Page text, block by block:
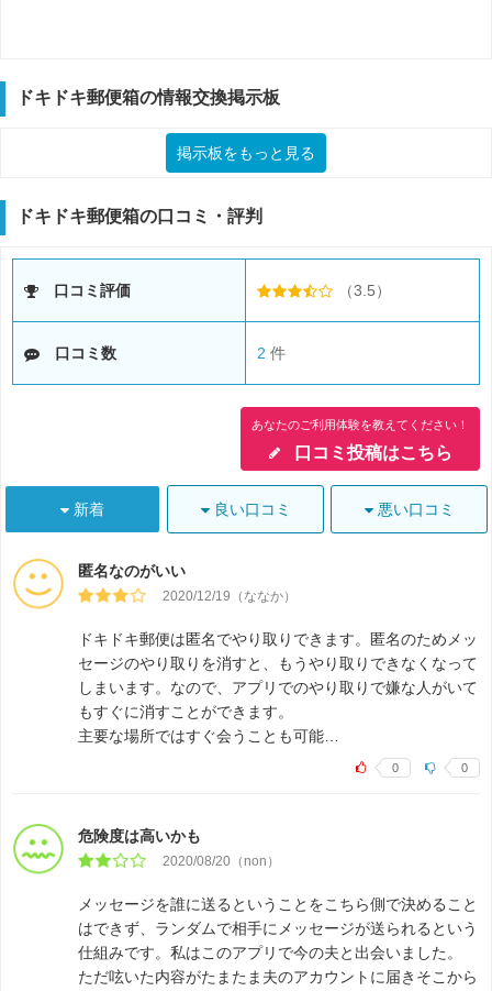
ドキドキ郵便箱の情報交換掲示板
掲示板をもっと見る
ドキドキ郵便箱の口コミ・評判
口コミ評価 （3.5）
口コミ数 2 件
あなたのご利用体験を教えてください！
口コミ投稿はこちら
新着 良い口コミ 悪い口コミ
匿名なのがいい
2020/12/19（ななか）
ドキドキ郵便は匿名でやり取りできます。匿名のためメッ
セージのやり取りを消すと、もうやり取りできなくなって
しまいます。なので、アプリでのやり取りで嫌な人がいて
もすぐに消すことができます。
主要な場所ではすぐ会うことも可能…
0 0
危険度は高いかも
2020/08/20（non）
メッセージを誰に送るということをこちら側で決めること
はできず、ランダムで相手にメッセージが送られるという
仕組みです。私はこのアプリで今の夫と出会いました。
ただ呟いた内容がたまたま夫のアカウントに届きそこから